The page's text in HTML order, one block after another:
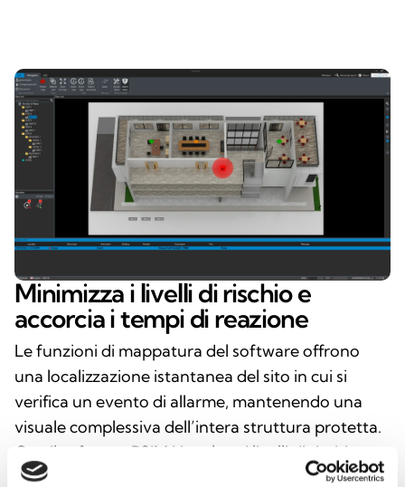
Minimizza i livelli di rischio e
accorcia i tempi di reazione
Le funzioni di mappatura del software offrono
una localizzazione istantanea del sito in cui si
verifica un evento di allarme, mantenendo una
visuale complessiva dell’intera struttura protetta.
Con il software PSIM Hevoluto i livelli di rischio
sono minimizzati e i tempi di reazione ai pericoli